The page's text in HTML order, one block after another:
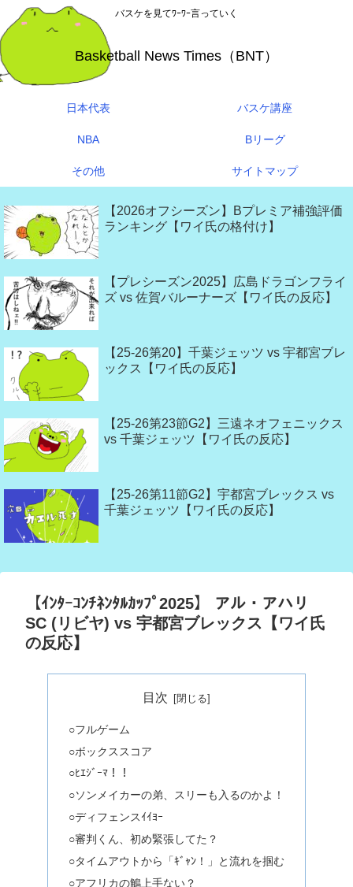
バスケを見てﾜｰﾜｰ言っていく
Basketball News Times（BNT）
日本代表 バスケ講座
NBA Bリーグ
その他 サイトマップ
【2026オフシーズン】Bプレミア補強評価
ランキング【ワイ氏の格付け】
【プレシーズン2025】広島ドラゴンフライ
ズ vs 佐賀バルーナーズ【ワイ氏の反応】
【25-26第20】千葉ジェッツ vs 宇都宮ブレ
ックス【ワイ氏の反応】
【25-26第23節G2】三遠ネオフェニックス
vs 千葉ジェッツ【ワイ氏の反応】
【25-26第11節G2】宇都宮ブレックス vs
千葉ジェッツ【ワイ氏の反応】
【ｲﾝﾀｰｺﾝﾁﾈﾝﾀﾙｶｯﾌﾟ2025】 アル・アハリ
SC (リビヤ) vs 宇都宮ブレックス【ワイ氏
の反応】
目次
○フルゲーム
○ボックススコア
○ﾋｴｼﾞｰﾏ！！
○ソンメイカーの弟、スリーも入るのかよ！
○ディフェンスｲｲﾖｰ
○審判くん、初め緊張してた？
○タイムアウトから「ｷﾞｬﾝ！」と流れを掴む
○アフリカの鵤上手ない？